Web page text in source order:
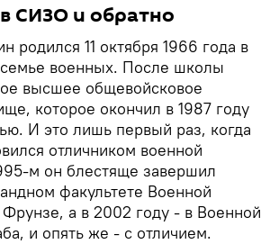
СИЗО и обратно
родился 11 октября 1966 года в
военных. После школы
высшее общевойсковое
которое окончил в 1987 году
И это лишь первый раз, когда
отличником военной
м он блестяще завершил
факультете Военной
а в 2002 году - в Военной
и опять же - с отличием.